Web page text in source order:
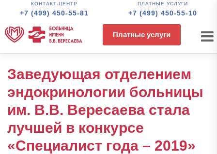
КОНТАКТ-ЦЕНТР
+7 (499) 450-55-81
ПЛАТНЫЕ УСЛУГИ
+7 (499) 450-55-10
Платные услуги
Заведующая отделением
эндокринологии больницы
им. В.В. Вересаева стала
лучшей в конкурсе
«Специалист года – 2019»